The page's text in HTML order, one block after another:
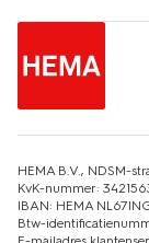
HEMA B.V., NDSM-
KvK-nummer:
IBAN: HEMA
Btw-